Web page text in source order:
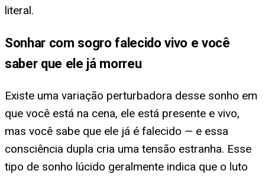
literal.
Sonhar com sogro falecido vivo e você
saber que ele já morreu
Existe uma variação perturbadora desse sonho em
que você está na cena, ele está presente e vivo,
mas você sabe que ele já é falecido — e essa
consciência dupla cria uma tensão estranha. Esse
tipo de sonho lúcido geralmente indica que o luto